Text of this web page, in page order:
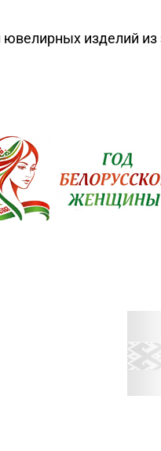
изделий из